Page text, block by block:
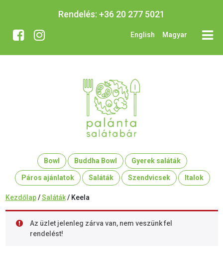
Rendelés: +36 20 277 5021
English Magyar
Bowl Buddha Bowl Gyerek saláták
Páros ajánlatok Saláták Szendvicsek Italok
Kezdőlap/Saláták/ Keela
Az üzlet jelenleg zárva van, nem veszünk fel
rendelést!